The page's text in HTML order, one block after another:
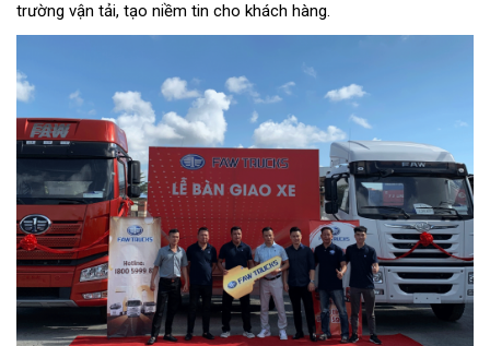
trường vận tải, tạo niềm tin cho khách hàng.